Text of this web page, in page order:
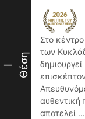
I Θέση
Στο
των
δημιουργεί
αυθεντική
αποτελεί ...